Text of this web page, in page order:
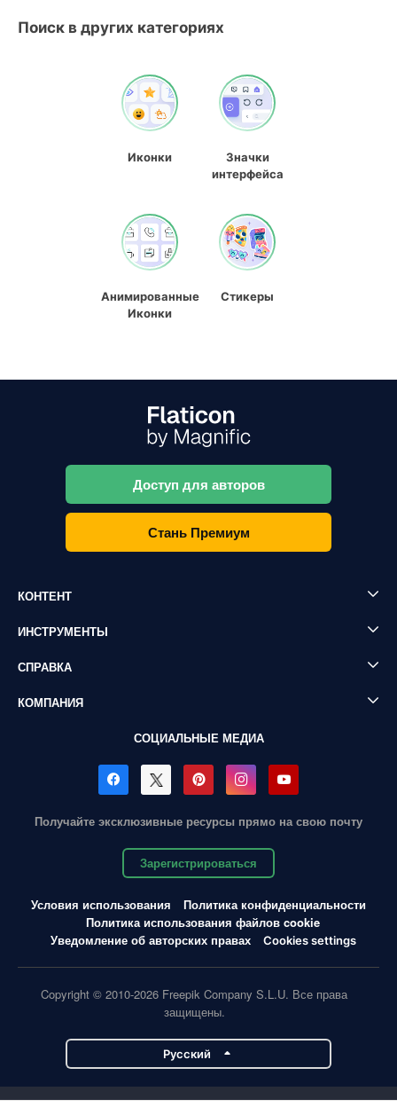
Поиск в других категориях
Иконки
Значки
интерфейса
Анимированные
Иконки
Стикеры
Доступ для авторов
Стань Премиум
КОНТЕНТ
ИНСТРУМЕНТЫ
СПРАВКА
КОМПАНИЯ
СОЦИАЛЬНЫЕ МЕДИА
Получайте эксклюзивные ресурсы прямо на свою почту
Зарегистрироваться
Условия использования
Политика конфиденциальности
Политика использования файлов cookie
Уведомление об авторских правах
Cookies settings
Copyright © 2010-2026 Freepik Company S.L.U. Все права
защищены.
Pусский